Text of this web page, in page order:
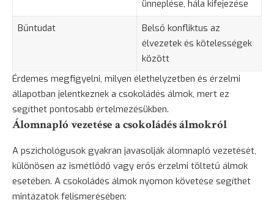
ünneplése, hála kifejezése
Bűntudat
Belső konfliktus az
élvezetek és kötelességek
között
Érdemes megfigyelni, milyen élethelyzetben és érzelmi
állapotban jelentkeznek a csokoládés álmok, mert ez
segíthet pontosabb értelmezésükben.
Álomnapló vezetése a csokoládés álmokról
A pszichológusok gyakran javasolják álomnapló vezetését,
különösen az ismétlődő vagy erős érzelmi töltetű álmok
esetében. A csokoládés álmok nyomon követése segíthet
mintázatok felismerésében: